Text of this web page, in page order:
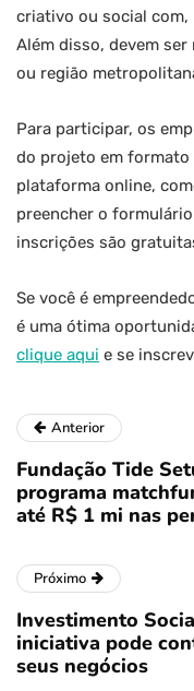
criativo ou social com,
Além disso, devem ser
ou região
Para participar, os
do projeto em formato
plataforma online,
preencher o
inscrições são
Se você é
é uma ótima
clique aqui e se
Anterior
Fundação Tide
programa
até R$ 1 mi nas
Próximo
Investimento
iniciativa pode
seus negócios